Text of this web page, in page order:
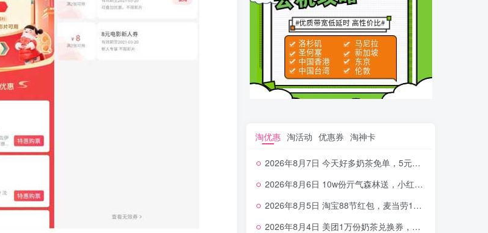
淘优惠 淘活动 优惠券 淘神卡
2026年8月7日 今天好多奶茶免单，5元农行省钱卡，京东抢0.01沪上，邮储5.88元等
2026年8月6日 10w份亓气森林送，小红书12元无门槛，中行电费30-10，0元柠檬水+0撸汉堡等
2026年8月5日 淘宝88节红包，麦当劳150万份柠檬水，三万份瑞幸免单，霸王9万份0.01券等
2026年8月4日 美团1万份奶茶兑换券，农行5E卡，中行支付超给利，美团领18个冰激凌，小米每天领2-6元等等